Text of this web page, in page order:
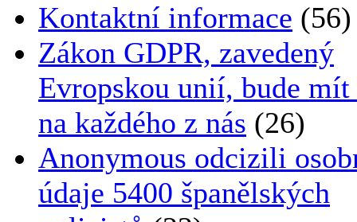
Kontaktní informace (56)
Zákon GDPR, zavedený
Evropskou unií, bude mít
na každého z nás (26)
Anonymous odcizili
údaje 5400 španělských